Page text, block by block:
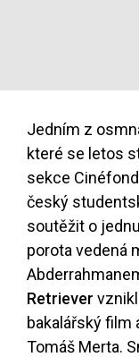
Jedním z
které se letos
sekce
český
soutěžit o
porota vedená
Retriever
bakalářský film
Tomáš Merta.